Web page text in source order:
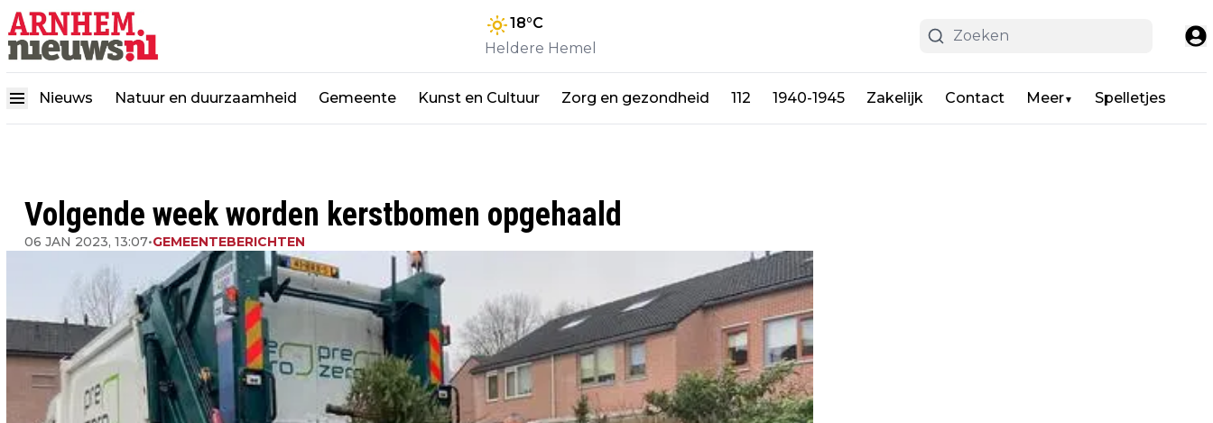
18°C
Heldere Hemel
Nieuws Natuur en duurzaamheid Gemeente Kunst en Cultuur Zorg en gezondheid 112 1940-1945 Zakelijk Contact Meer▼ Spelletjes
Volgende week worden kerstbomen opgehaald
06 JAN 2023, 13:07•GEMEENTEBERICHTEN